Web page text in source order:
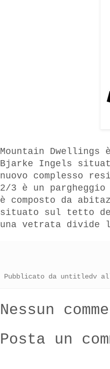
Mountain Dwellings
Bjarke Ingels
nuovo complesso
2/3 è un
è composto da
situato sul tetto
una vetrata divide
Pubblicato da untitledv
Nessun
Posta un